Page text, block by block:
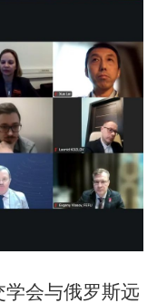
会与俄罗斯远